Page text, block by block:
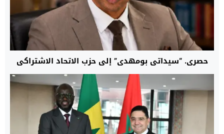
حصري. “سيداتي بومهدي” إلى حزب الاتحاد الاشتراكي